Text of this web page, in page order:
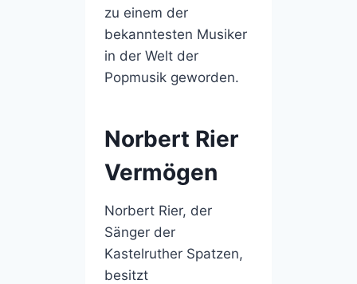
zu einem der
bekanntesten Musiker
in der Welt der
Popmusik geworden.
Norbert Rier
Vermögen
Norbert Rier, der
Sänger der
Kastelruther Spatzen,
besitzt